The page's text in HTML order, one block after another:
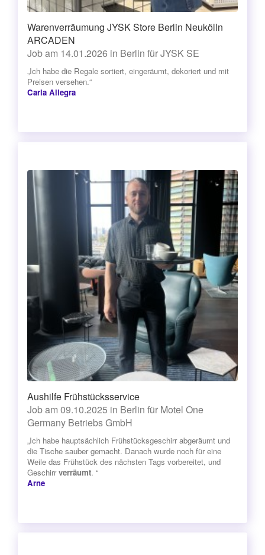
Warenverräumung JYSK Store Berlin Neukölln
ARCADEN
Job am 14.01.2026 in Berlin für JYSK SE
„Ich habe die Regale sortiert, eingeräumt, dekoriert und mit
Preisen versehen.“
Carla Allegra
Aushilfe Frühstücksservice
Job am 09.10.2025 in Berlin für Motel One
Germany Betriebs GmbH
„Ich habe hauptsächlich Frühstücksgeschirr abgeräumt und
die Tische sauber gemacht. Danach wurde noch für eine
Weile das Frühstück des nächsten Tags vorbereitet, und
Geschirrverräumt. “
Arne